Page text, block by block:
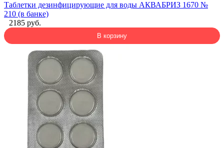
Таблетки дезинфицирующие для воды АКВАБРИЗ 1670 №
210 (в банке)
2185 руб.
В корзину